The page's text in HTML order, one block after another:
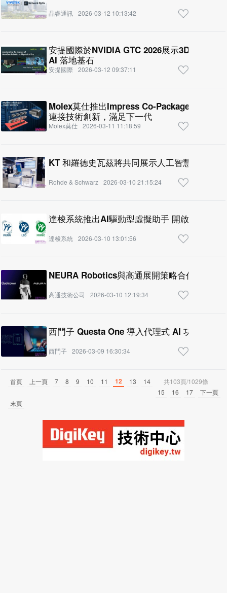
晶睿通訊 2026-03-12 10:13:42
安提國際於NVIDIA GTC 2026展示3D視覺與
AI 落地基石
安提國際 2026-03-12 09:37:11
Molex莫仕推出Impress Co-Packaged
連接技術創新，滿足下一代
Molex莫仕 2026-03-11 11:18:59
KT 和羅德史瓦茲將共同展示人工智慧增強的
Rohde & Schwarz 2026-03-10 21:15:24
達梭系統推出AI驅動型虛擬助手 開啟工業領域
達梭系統 2026-03-10 13:01:56
NEURA Robotics與高通展開策略合作，推動
高通技術公司 2026-03-10 12:19:34
西門子 Questa One 導入代理式 AI 功能，加
西門子 2026-03-09 16:30:34
共103頁/1029條
首頁 上一頁 7 8 9 10 11 12 13
14
15
16 17
下一頁
末頁